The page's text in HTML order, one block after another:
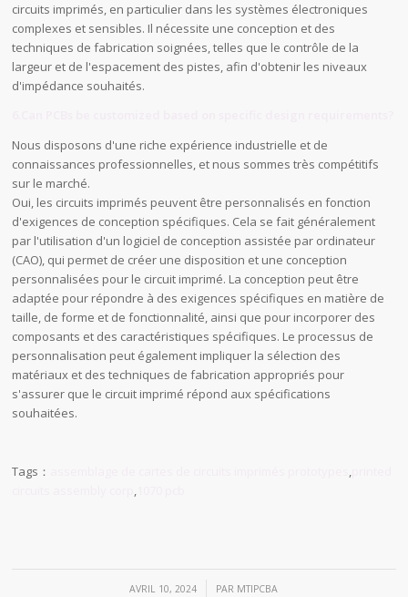
circuits imprimés, en particulier dans les systèmes électroniques
complexes et sensibles. Il nécessite une conception et des
techniques de fabrication soignées, telles que le contrôle de la
largeur et de l'espacement des pistes, afin d'obtenir les niveaux
d'impédance souhaités.
Nous disposons d'une riche expérience industrielle et de
connaissances professionnelles, et nous sommes très compétitifs
sur le marché.
Oui, les circuits imprimés peuvent être personnalisés en fonction
d'exigences de conception spécifiques. Cela se fait généralement
par l'utilisation d'un logiciel de conception assistée par ordinateur
(CAO), qui permet de créer une disposition et une conception
personnalisées pour le circuit imprimé. La conception peut être
adaptée pour répondre à des exigences spécifiques en matière de
taille, de forme et de fonctionnalité, ainsi que pour incorporer des
composants et des caractéristiques spécifiques. Le processus de
personnalisation peut également impliquer la sélection des
matériaux et des techniques de fabrication appropriés pour
s'assurer que le circuit imprimé répond aux spécifications
souhaitées.
Tags： ,
,
AVRIL 10, 2024
/ PAR MTIPCBA